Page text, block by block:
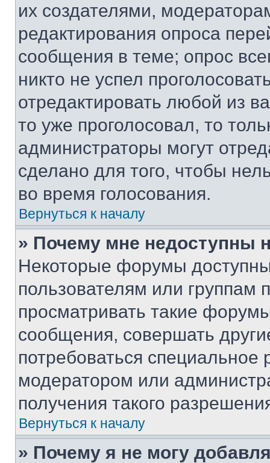
их создателями,
редактирования опроса
сообщения в теме; опрос
никто не успел
отредактировать любой из
то уже проголосовал, то
администраторы могут
сделано для того, чтобы
во время голосования.
Вернуться к началу
» Почему мне недоступны
Некоторые форумы
пользователям или группам
просматривать такие
сообщения, совершать
потребоваться
модератором или
получения такого
Вернуться к началу
» Почему я не могу